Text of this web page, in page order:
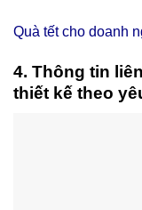
Quà tết cho doanh
4. Thông tin
thiết kế theo